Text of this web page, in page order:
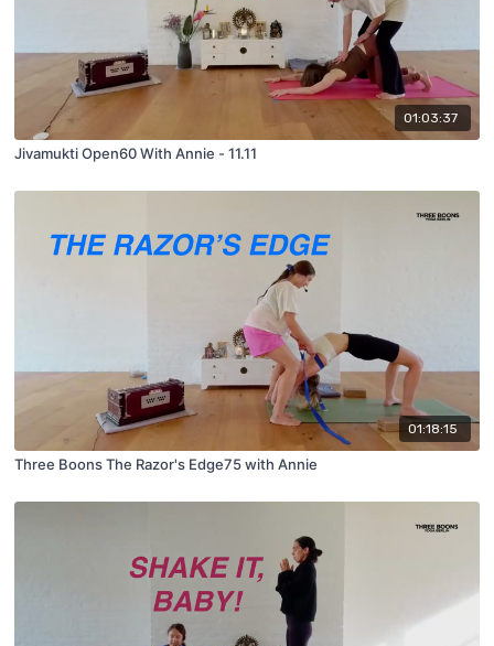
01:03:37
Jivamukti Open60 With Annie - 11.11
01:18:15
Three Boons The Razor's Edge75 with Annie